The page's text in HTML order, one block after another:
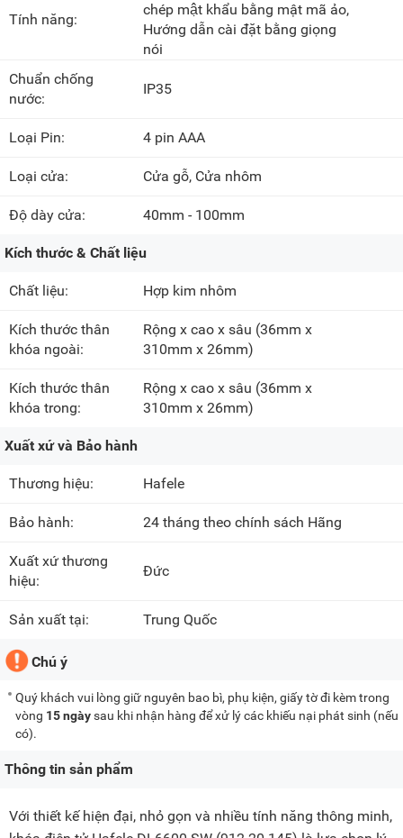
Tính năng:
chép mật khẩu bằng mật mã ảo,
Hướng dẫn cài đặt bằng giọng
nói
Chuẩn chống
nước:
IP35
Loại Pin: 4 pin AAA
Loại cửa: Cửa gỗ, Cửa nhôm
Độ dày cửa: 40mm - 100mm
Kích thước & Chất liệu
Chất liệu: Hợp kim nhôm
Kích thước thân
khóa ngoài:
Rộng x cao x sâu (36mm x
310mm x 26mm)
Kích thước thân
khóa trong:
Rộng x cao x sâu (36mm x
310mm x 26mm)
Xuất xứ và Bảo hành
Thương hiệu: Hafele
Bảo hành: 24 tháng theo chính sách Hãng
Xuất xứ thương
hiệu:
Đức
Sản xuất tại: Trung Quốc
Chú ý
Quý khách vui lòng giữ nguyên bao bì, phụ kiện, giấy tờ đi kèm trong
vòng 15 ngàysau khi nhận hàng để xử lý các khiếu nại phát sinh (nếu
có).
Thông tin sản phẩm
Với thiết kế hiện đại, nhỏ gọn và nhiều tính năng thông minh,